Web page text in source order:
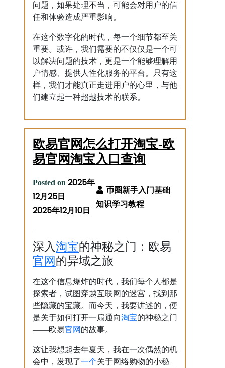
问题，如果处理不当，可能会对用户的信
任和体验造成严重影响。
在这个数字化的时代，每一个细节都至关
重要。或许，我们需要的不仅仅是一个可
以解决问题的技术，更是一个能够理解用
户情感、提供人性化服务的平台。只有这
样，我们才能真正走进用户的心里，与他
们建立起一种超越技术的联系。
欧易官网怎么打开淘宝-欧
易官网淘宝入口查询
Posted on 2025年
12月25日
2025年12月10日
深入淘宝的神秘之门：欧易
官网的异域之旅
在这个信息爆炸的时代，我们每个人都是
探索者，试图穿越互联网的迷宫，找到那
些隐藏的宝藏。而今天，我要讲述的，便
是关于如何打开一扇通向淘宝的神秘之门
——欧易官网的故事。
这让我想起去年夏天，我在一次偶然的机
会中，发现了一个关于网络购物的小秘